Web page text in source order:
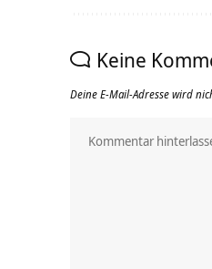
Keine
Deine E-Mail-Adresse wird